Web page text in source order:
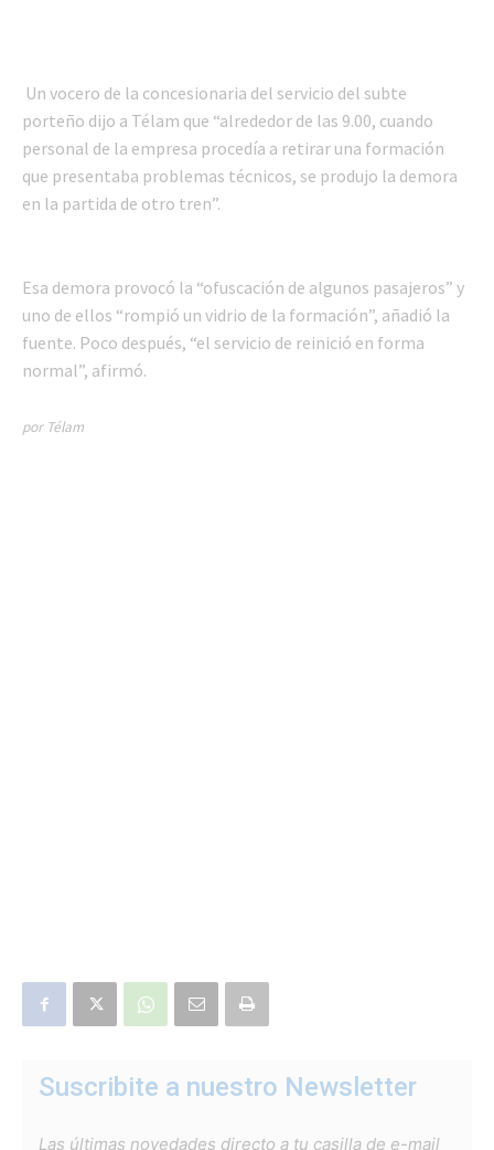
Un vocero de la concesionaria del servicio del subte
porteño dijo a Télam que “alrededor de las 9.00, cuando
personal de la empresa procedía a retirar una formación
que presentaba problemas técnicos, se produjo la demora
en la partida de otro tren”.
Esa demora provocó la “ofuscación de algunos pasajeros” y
uno de ellos “rompió un vidrio de la formación”, añadió la
fuente. Poco después, “el servicio de reinició en forma
normal”, afirmó.
por Télam
Suscribite a nuestro Newsletter
Las últimas novedades directo a tu casilla de e-mail